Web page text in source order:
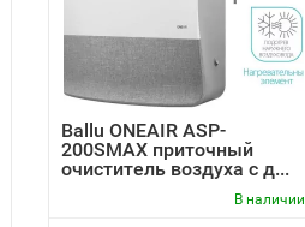
Ballu ONEAIR ASP-
200SMAX приточный
очиститель воздуха с д...
В наличии